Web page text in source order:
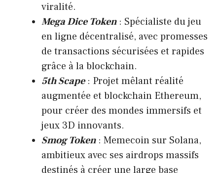
viralité.
Mega Dice Token: Spécialiste du jeu
en ligne décentralisé, avec promesses
de transactions sécurisées et rapides
grâce à la blockchain.
5th Scape: Projet mêlant réalité
augmentée et blockchain Ethereum,
pour créer des mondes immersifs et
jeux 3D innovants.
Smog Token: Memecoin sur Solana,
ambitieux avec ses airdrops massifs
destinés à créer une large base